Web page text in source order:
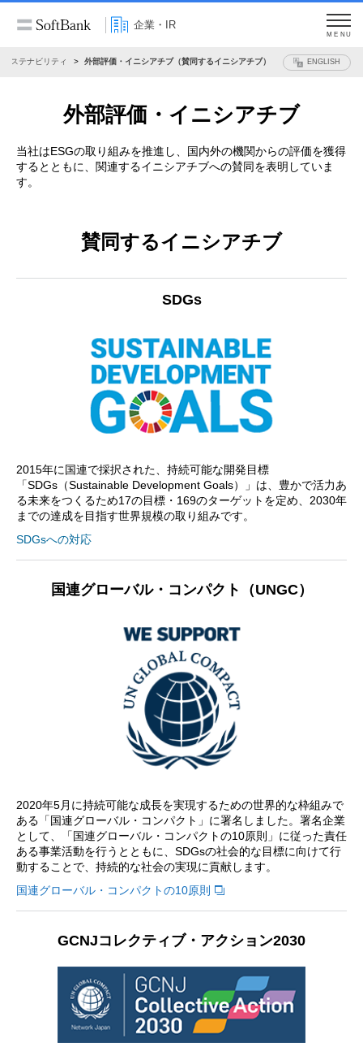
企業・IR
MENU
サステナビリティ 外部評価・イニシアチブ（賛同するイニシアチブ） ENGLISH
外部評価・イニシアチブ
当社はESGの取り組みを推進し、国内外の機関からの評価を獲得
するとともに、 関連するイニシアチブへの賛同を表明していま
す。
賛同するイニシアチブ
SDGs
2015年に国連で採択された、持続可能な開発目標
「SDGs（Sustainable Development Goals）」は、豊かで活力あ
る未来をつくるため17の目標・169のターゲットを定め、2030年
までの達成を目指す世界規模の取り組みです。
SDGsへの対応
国連グローバル・コンパクト（UNGC）
2020年5月に持続可能な成長を実現するための世界的な枠組みで
ある「国連グローバル・コンパクト」に署名しました。署名企業
として、「国連グローバル・コンパクトの10原則」に従った責任
ある事業活動を行うとともに、SDGsの社会的な目標に向けて行
動することで、持続的な社会の実現に貢献します。
国連グローバル・コンパクトの10原則
GCNJコレクティブ・アクション2030